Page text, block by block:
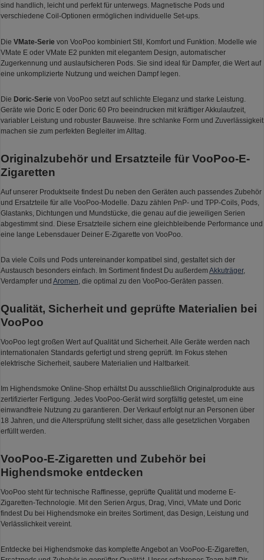
sind handlich, leicht und perfekt für unterwegs. Magnetische Pods und
verschiedene Coil-Optionen ermöglichen individuelle Set-ups.
Die VMate-Serie von VooPoo kombiniert Stil, Komfort und Funktion. Modelle wie
VMate E oder VMate E2 punkten mit elegantem Design, automatischer
Zugerkennung und auslaufsicheren Pods. Sie sind ideal für Dampfer, die Wert auf
eine unkomplizierte Nutzung und weichen Dampf legen.
Die Doric-Serie von VooPoo setzt auf schlichte Eleganz und starke Leistung.
Geräte wie Doric E oder Doric 60 Pro beeindrucken mit kräftiger Akkulaufzeit,
variabler Leistung und robuster Bauweise. Ihre schlanke Form und Zuverlässigkeit
machen sie zum perfekten Begleiter im Alltag.
Originalzubehör und Ersatzteile für VooPoo-E-
Zigaretten
Auf unserer Produktseite findest Du neben den Geräten auch passendes Zubehör
und Ersatzteile für alle VooPoo-Modelle. Dazu zählen PnP- und TPP-Coils, Pods,
Glastanks, Dichtungen und Mundstücke, die genau auf die jeweiligen Serien
abgestimmt sind. Diese Ersatzteile sichern eine gleichbleibende Performance und
eine lange Lebensdauer Deiner E-Zigarette von VooPoo.
Da viele Coils und Pods untereinander kompatibel sind, gestaltet sich der
Austausch besonders einfach. Im Sortiment findest Du außerdem Akkuträger,
Verdampfer und Aromen, die optimal zu den VooPoo-Geräten passen.
Qualität, Sicherheit und geprüfte Materialien bei
VooPoo
VooPoo legt großen Wert auf Qualität und Sicherheit. Alle Geräte werden nach
internationalen Standards gefertigt und streng geprüft. Im Fokus stehen
elektrische Sicherheit, saubere Materialien und Haltbarkeit.
Im Highendsmoke Online-Shop erhältst Du ausschließlich Originalprodukte aus
zertifizierter Fertigung. Jedes VooPoo-Gerät wird sorgfältig getestet, um eine
einwandfreie Nutzung zu garantieren. Der Verkauf erfolgt nur an Personen über
18 Jahren, und die Altersprüfung stellt sicher, dass alle gesetzlichen Vorgaben
erfüllt werden.
VooPoo-E-Zigaretten und Zubehör bei
Highendsmoke entdecken
VooPoo steht für technische Raffinesse, geprüfte Qualität und moderne E-
Zigaretten-Technologie. Mit den Serien Argus, Drag, Vinci, VMate und Doric
findest Du bei Highendsmoke ein breites Sortiment, das Design, Leistung und
Verlässlichkeit vereint.
Entdecke bei Highendsmoke das komplette Angebot an VooPoo-E-Zigaretten,